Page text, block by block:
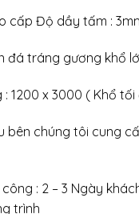
cấp Độ dầy tấm :
đá tráng gương khổ
: 1200 x 3000 ( Khổ tối
bên chúng tôi cung
: 2 – 3 Ngày
trình